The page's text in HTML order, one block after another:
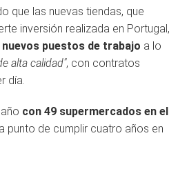
que las nuevas tiendas, que
inversión realizada en Portugal,
nuevos puestos de trabajo a lo
alta calidad", con contratos
día.
con 49 supermercados en el
punto de cumplir cuatro años en